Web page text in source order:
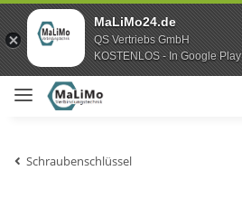
MaLiMo24.de
QS Vertriebs GmbH
KOSTENLOS - In Google Play
Schraubenschlüssel